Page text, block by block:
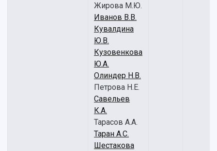
Жирова М.Ю.
Иванов В.В.
Кувалдина
Ю.В.
Кузовенкова
Ю.А.
Олиндер Н.В.
Петрова Н.Е.
Савельев
К.А.
Тарасов А.А.
Таран А.С.
Шестакова